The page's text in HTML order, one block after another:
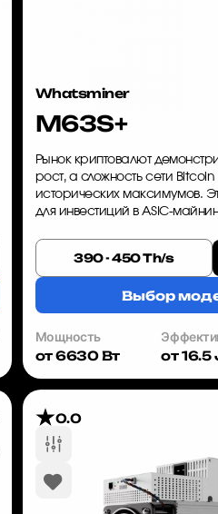
Whatsminer
M63S+
Рынок криптовалют
рост, а сложность сети Bitcoin
исторических максимумов.
для инвестиций в ASIC-
а инструмент для генерации
390 - 450 Th/s
Выбор
Мощность
от 6630 Вт
от 16.5
0.0